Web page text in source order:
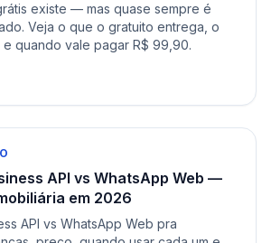
existe — mas quase sempre é
Veja o que o gratuito entrega, o
quando vale pagar R$ 99,90.
API vs WhatsApp Web —
em 2026
API vs WhatsApp Web pra